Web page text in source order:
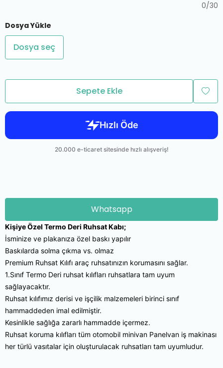
0/30
Dosya Yükle
Dosya seç
Sepete Ekle
Whatsapp
Kişiye Özel Termo Deri Ruhsat Kabı;
İsminize ve plakanıza özel baskı yapılır
Baskılarda solma çıkma vs. olmaz
Premium Ruhsat Kılıfı araç ruhsatınızın korumasını sağlar.
1.Sınıf Termo Deri ruhsat kılıfları ruhsatlara tam uyum
sağlayacaktır.
Ruhsat kılıfımız derisi ve işçilik malzemeleri birinci sınıf
hammaddeden imal edilmiştir.
Kesinlikle sağlığa zararlı hammadde içermez.
Ruhsat koruma kılıfları tüm otomobil minivan Panelvan iş makinası
her türlü vasıtalar için oluşturulacak ruhsatları tam uyumludur.